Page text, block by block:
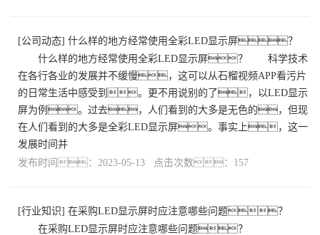
[公司动态] 什么样的地方经常使用全彩LED显示屏？
什么样的地方经常使用全彩LED显示屏？ 科学技术
在各行各业的发展并不缓慢，这可以从石榴视频APP看污片
的日常生活中感受到。更不用说别的了，以LED显示
屏为例。过去，人们看到的大多是无色的，但现
在人们看到的大多是全彩LED显示屏。事实上，这一
发展时间并
发布时间：2023-05-13 点击次数：157
[行业知识] 在采购LED显示屏时应注意哪些问题？
在采购LED显示屏时应注意哪些问题？